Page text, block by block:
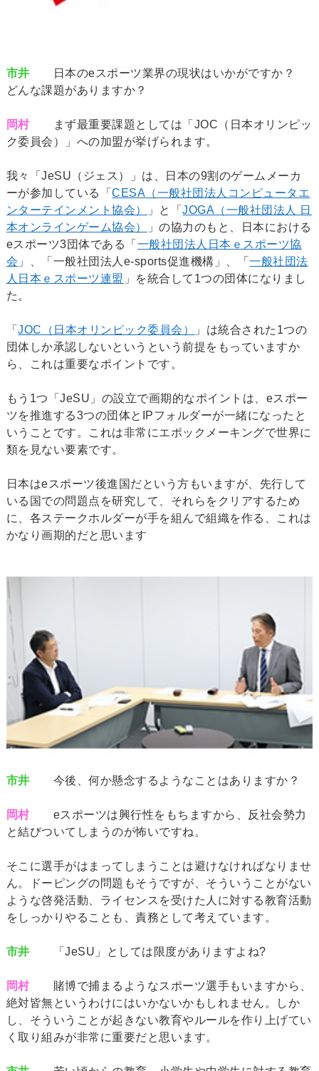
市井 日本のeスポーツ業界の現状はいかがですか？
どんな課題がありますか？
岡村まず最重要課題としては「JOC（日本オリンピッ
ク委員会）」への加盟が挙げられます。
我々「JeSU（ジェス）」は、日本の9割のゲームメーカ
ーが参加している「CESA（一般社団法人コンピュータエ
ンターテインメント協会）
」と「JOGA（一般社団法人 日
本オンラインゲーム協会）
」の協力のもと、日本における
eスポーツ3団体である「 一般社団法人日本ｅスポーツ協
会 」、「一般社団法人e-sports促進機構」、「一般社団法
人日本ｅスポーツ連盟 」を統合して1つの団体になりまし
た。
「JOC（日本オリンピック委員会）
」は統合された1つの
団体しか承認しないというという前提をもっていますか
ら、これは重要なポイントです。
もう1つ「JeSU」の設立で画期的なポイントは、eスポー
ツを推進する3つの団体とIPフォルダーが一緒になったと
いうことです。これは非常にエポックメーキングで世界に
類を見ない要素です。
日本はeスポーツ後進国だという方もいますが、先行して
いる国での問題点を研究して、それらをクリアするため
に、各ステークホルダーが手を組んで組織を作る、これは
かなり画期的だと思います
市井 今後、何か懸念するようなことはありますか？
岡村eスポーツは興行性をもちますから、反社会勢力
と結びついてしまうのが怖いですね。
そこに選手がはまってしまうことは避けなければなりませ
ん。ドーピングの問題もそうですが、そういうことがない
ような啓発活動、ライセンスを受けた人に対する教育活動
をしっかりやることも、責務として考えています。
市井 「JeSU」としては限度がありますよね?
岡村賭博で捕まるようなスポーツ選手もいますから、
絶対皆無というわけにはいかないかもしれません。しか
し、そういうことが起きない教育やルールを作り上げてい
く取り組みが非常に重要だと思います。